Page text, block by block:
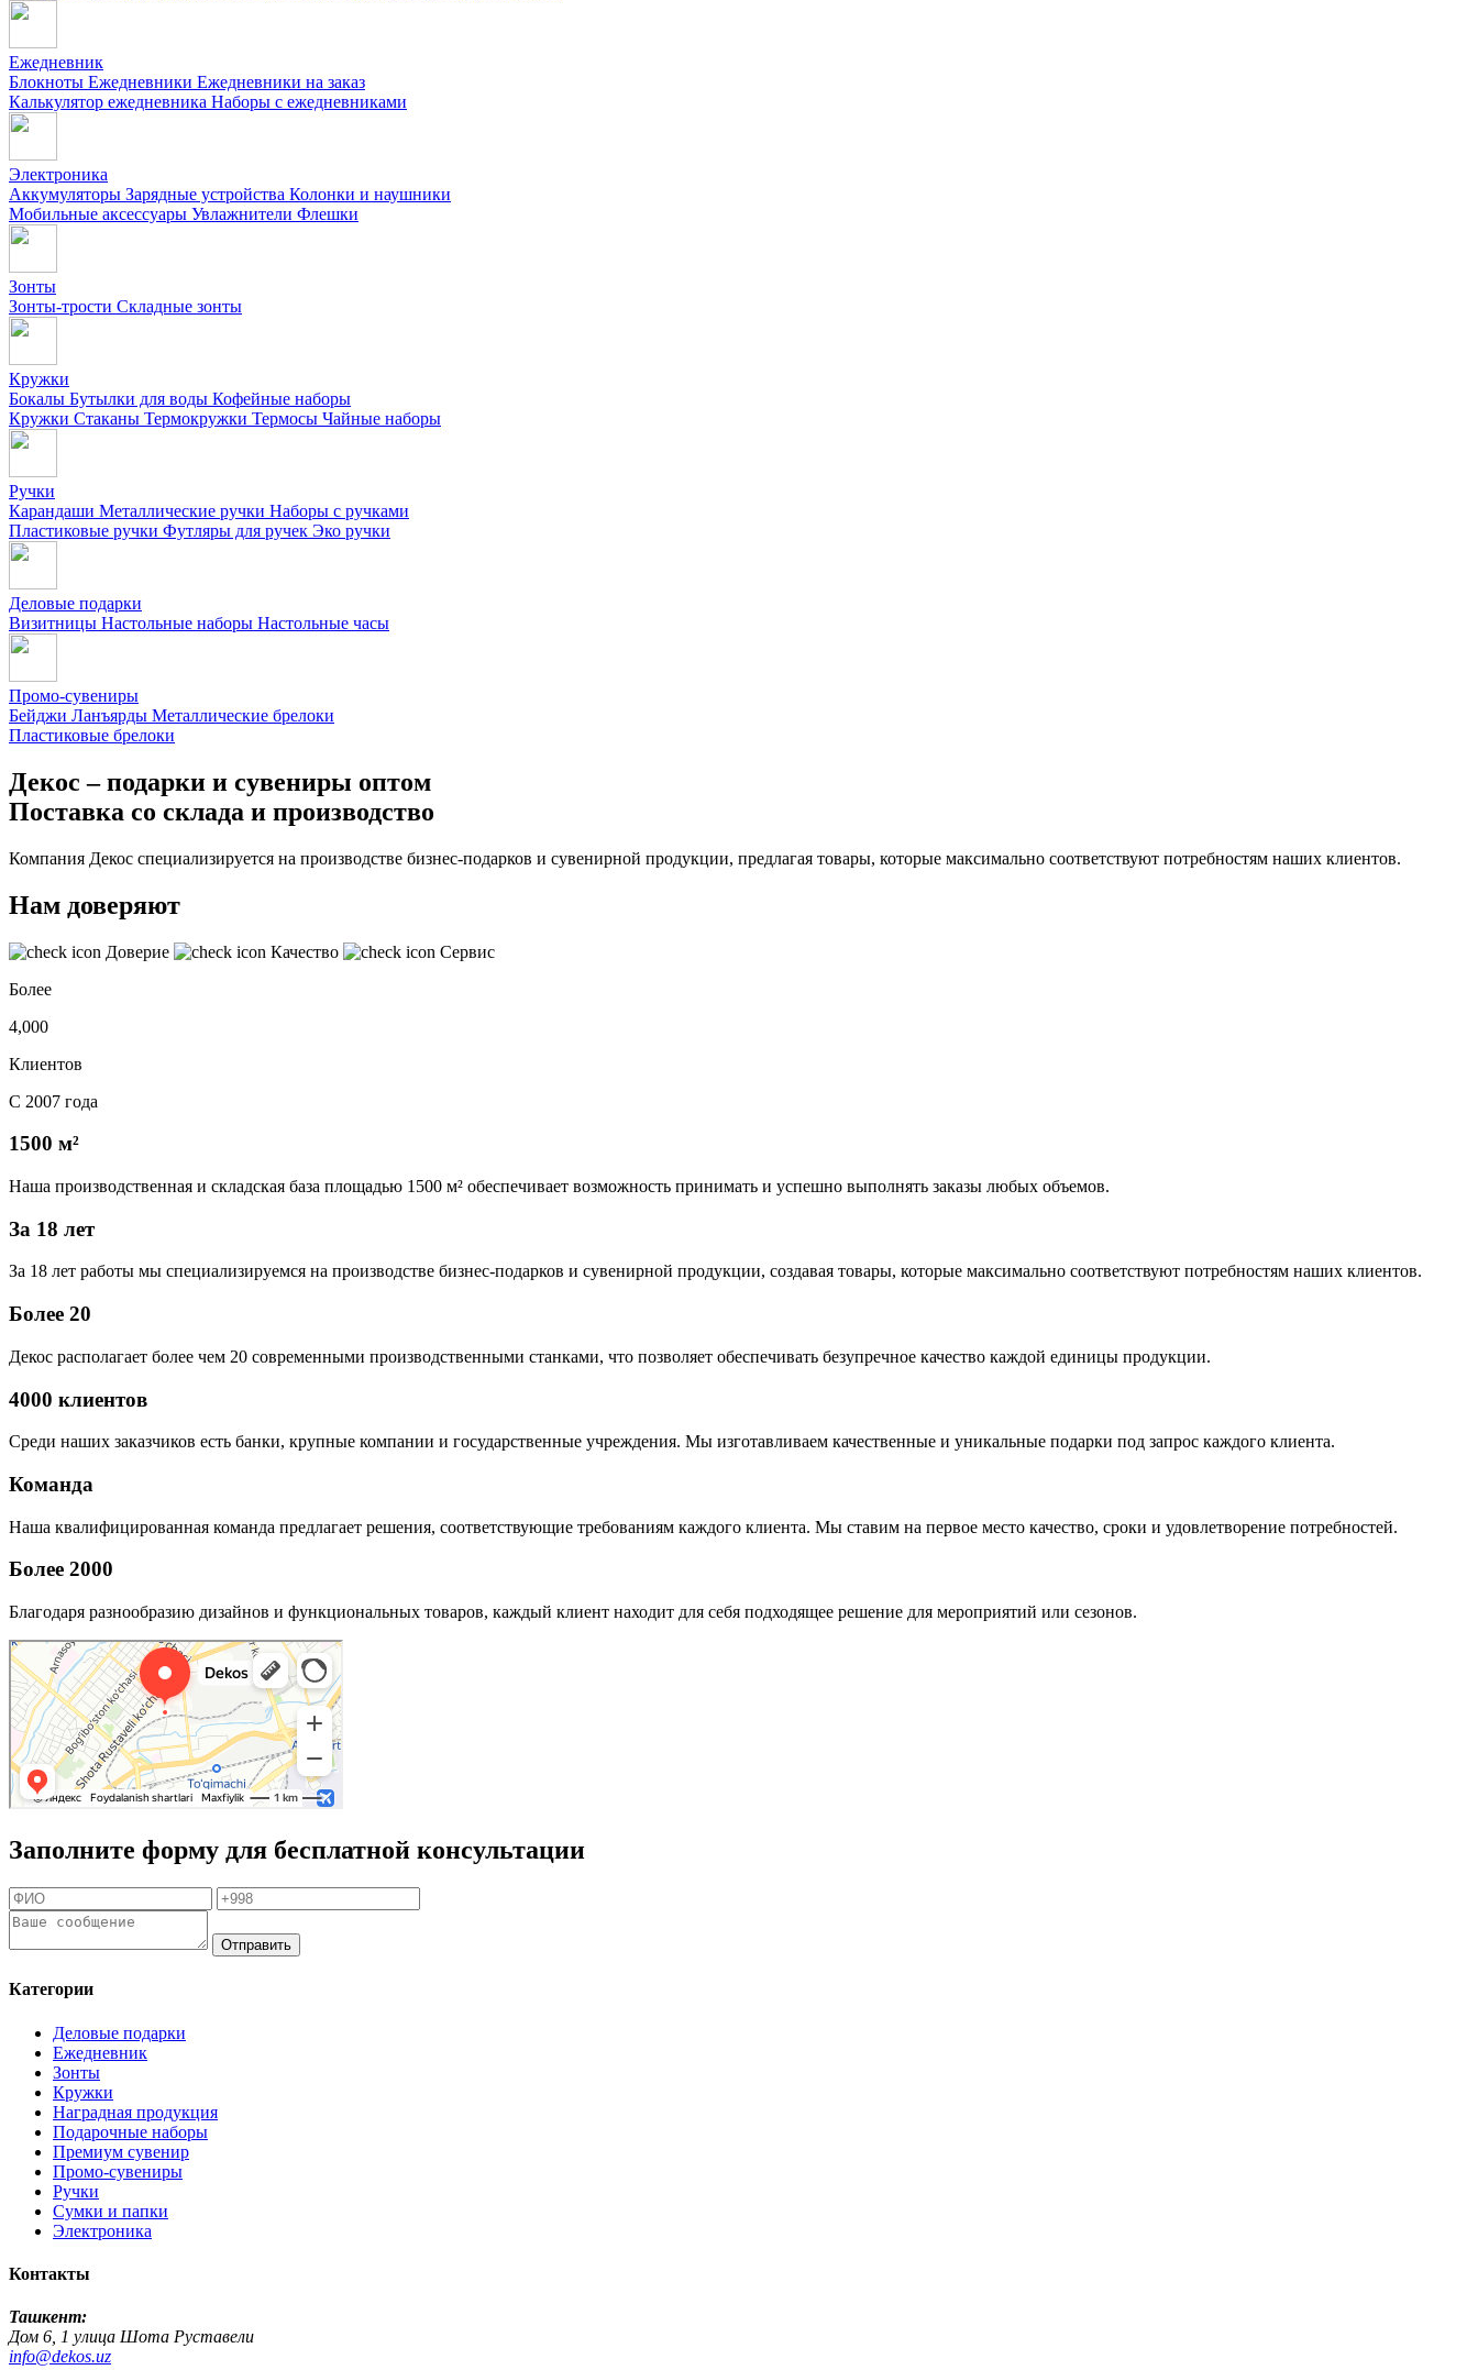
Ежедневник
Блокноты Ежедневники Ежедневники на заказ
Калькулятор ежедневника Наборы с ежедневниками
Электроника
Аккумуляторы Зарядные устройства Колонки и наушники
Мобильные аксессуары Увлажнители Флешки
Зонты
Зонты-трости Складные зонты
Кружки
Бокалы Бутылки для воды Кофейные наборы
Кружки Стаканы Термокружки Термосы Чайные наборы
Ручки
Карандаши Металлические ручки Наборы с ручками
Пластиковые ручки Футляры для ручек Эко ручки
Деловые подарки
Визитницы Настольные наборы Настольные часы
Промо-сувениры
Бейджи Ланъярды Металлические брелоки
Пластиковые брелоки
Декос – подарки и сувениры оптом
Поставка со склада и производство
Компания Декос специализируется на производстве бизнес-подарков и сувенирной продукции, предлагая товары, которые максимально соответствуют потребностям наших клиентов.
Нам доверяют
Доверие Качество
Сервис
Более
4,000
Клиентов
С 2007 года
1500 м²
Наша производственная и складская база площадью 1500 м² обеспечивает возможность принимать и успешно выполнять заказы любых объемов.
За 18 лет
За 18 лет работы мы специализируемся на производстве бизнес-подарков и сувенирной продукции, создавая товары, которые максимально соответствуют потребностям наших клиентов.
Более 20
Декос располагает более чем 20 современными производственными станками, что позволяет обеспечивать безупречное качество каждой единицы продукции.
4000 клиентов
Среди наших заказчиков есть банки, крупные компании и государственные учреждения. Мы изготавливаем качественные и уникальные подарки под запрос каждого клиента.
Команда
Наша квалифицированная команда предлагает решения, соответствующие требованиям каждого клиента. Мы ставим на первое место качество, сроки и удовлетворение потребностей.
Более 2000
Благодаря разнообразию дизайнов и функциональных товаров, каждый клиент находит для себя подходящее решение для мероприятий или сезонов.
Заполните форму для бесплатной консультации
Отправить
Категории
Деловые подарки
Ежедневник
Зонты
Кружки
Наградная продукция
Подарочные наборы
Премиум сувенир
Промо-сувениры
Ручки
Сумки и папки
Электроника
Контакты
Ташкент:
Дом 6, 1 улица Шота Руставели
info@dekos.uz